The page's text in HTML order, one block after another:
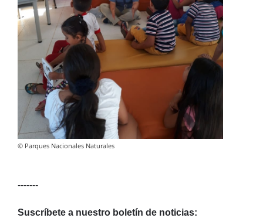
© Parques Nacionales Naturales
-------
Suscríbete a nuestro boletín de noticias: